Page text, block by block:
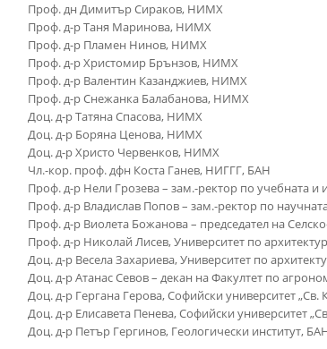
Проф. дн Димитър Сираков, НИМХ
Проф. д-р Таня Маринова, НИМХ
Проф. д-р Пламен Нинов, НИМХ
Проф. д-р Христомир Брънзов, НИМХ
Проф. д-р Валентин Казанджиев, НИМХ
Проф. д-р Снежанка Балабанова, НИМХ
Доц. д-р Татяна Спасова, НИМХ
Доц. д-р Боряна Ценова, НИМХ
Доц. д-р Христо Червенков, НИМХ
Чл.-кор. проф. дфн Коста Ганев, НИГГГ, БАН
Проф. д-р Нели Грозева – зам.-ректор по учебната
Проф. д-р Владислав Попов – зам.-ректор по
Проф. д-р Виолета Божанова – председател на
Проф. д-р Николай Лисев, Университет по
Доц. д-р Весела Захариева, Университет по
Доц. д-р Атанас Севов – декан на Факултет по
Доц. д-р Гергана Герова, Софийски университет „Св.
Доц. д-р Елисавета Пенева, Софийски университет
Доц. д-р Петър Гергинов, Геологически институт,